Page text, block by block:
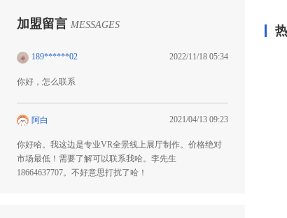
加盟留言 MESSAGES
189******02 2022/11/18 05:34
你好，怎么联系
阿白 2021/04/13 09:23
你好哈。我这边是专业VR全景线上展厅制作。价格绝对
市场最低！需要了解可以联系我哈。李先生
18664637707。不好意思打扰了哈！